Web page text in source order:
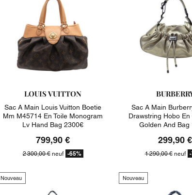
LOUIS VUITTON
Sac A Main Louis Vuitton Boetie
Mm M45714 En Toile Monogram
Lv Hand Bag 2300€
799,90 €
2 300,00 €neuf -65%
Sac A Main
Drawstring Hobo
Golden And Bag
299,90 €
1 290,00 €neuf
Nouveau Nouveau